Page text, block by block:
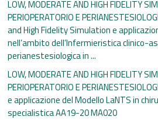
LOW, MODERATE AND HIGH FIDELITY
PERIOPERATORIO E
and High Fidelity Simulation e
nell’ambito dell’Infermieristica clinico-
perianestesiologica in ...
LOW, MODERATE AND HIGH FIDELITY
PERIOPERATORIO E
e applicazione del Modello LaNTS in
specialistica AA19-20 MA020